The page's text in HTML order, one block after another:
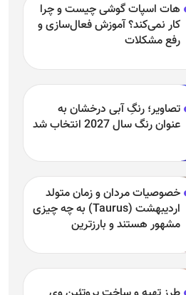
هات اسپات گوشی چیست و چرا
کار نمی‌کند؟ آموزش فعال‌سازی و
رفع مشکلات
تصاویر؛ رنگِ آبی درخشان به
عنوان رنگ سال 2027 انتخاب شد
خصوصیات مردان و زمان متولد
اردیبهشت (Taurus) به چه چیزی
مشهور هستند و بارزترین